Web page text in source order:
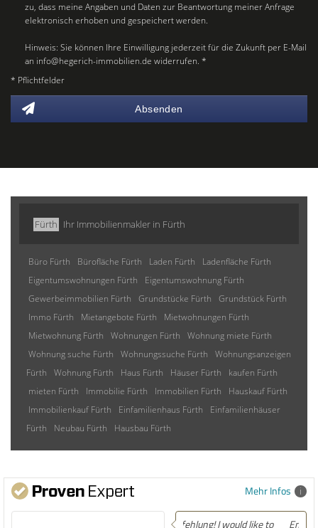
zu, dass meine Angaben und Daten zur Beantwortung meiner Anfrage
elektronisch erhoben und gespeichert werden.
Hinweis: Sie können Ihre Einwilligung jederzeit für die Zukunft per E-Mail
an info@hegerich-immobilien.de widerrufen. *
* Pflichtfelder
Absenden
Fürth Ihr Immobilienmakler in Fürth
Büro Fürth Bürofläche Fürth Laden Fürth
Ladenfläche Fürth
Eigentumswohnungen Fürth
Eigentumswohnung Fürth
Gewerbeimmobilien Fürth
Grundstücke Fürth
Grundstück Fürth
Immo Fürth
Mietangebote Fürth
Mietwohnungen Fürth
Mietwohnung Fürth
Wohnungen Fürth
Wohnung miete Fürth
Wohnung suche Fürth
Wohnungssuche Fürth
Wohnungsanzeigen
Fürth
Wohnung Fürth Haus Fürth Häuser Fürth
kaufen Fürth
mieten Fürth
Immobilie Fürth Immobilien Fürth
Hauskauf Fürth
Immobilienkauf Fürth
Einfamilienhaus Fürth
Einfamilienhäuser
Fürth
Neubau Fürth Hausbau Fürth
Mehr Infos
Empfehlung! Easily the